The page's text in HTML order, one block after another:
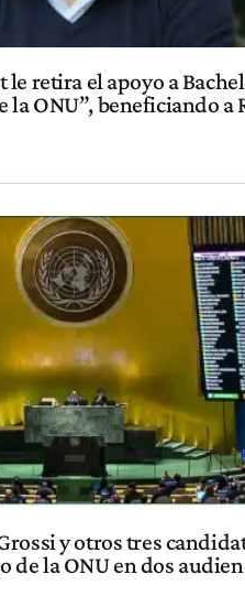
le retira el apoyo a
la ONU”, beneficiando a
y otros tres
de la ONU en dos